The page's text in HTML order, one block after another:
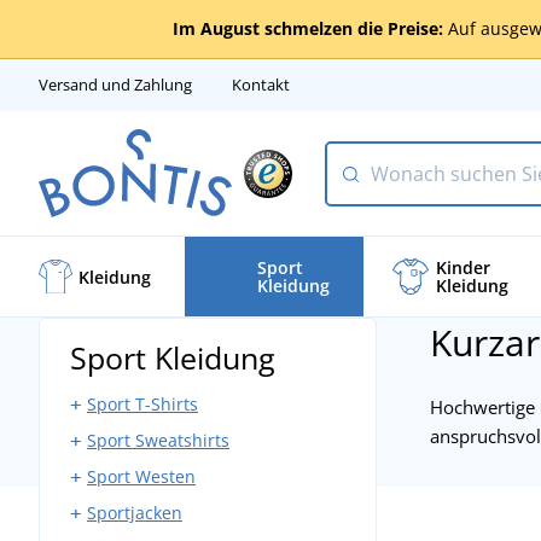
Im August schmelzen die Preise: Auf
Versand und Zahlung Kontakt
Kleidung Sport
Kleidung
Kinder
Kleidung
Hochwertige
Sport Kleidung
Sport T-Shirts
Sport Tank Tops
Sport T-Shirts Ärmellos
Sport T-Shirts mit kurzen
Sport Sweatshirts
Sport Sweatshirts mit
Sport Westen
Softshell Sportwesten
Sportjacken